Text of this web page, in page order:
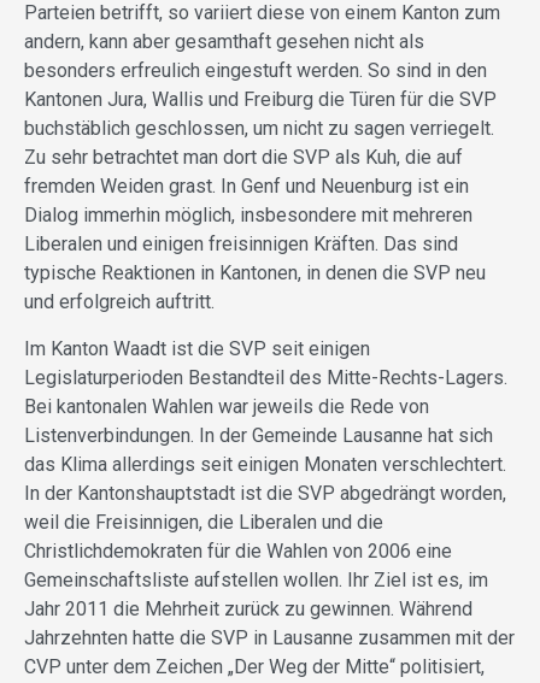
Parteien betrifft, so variiert diese von einem Kanton zum
andern, kann aber gesamthaft gesehen nicht als
besonders erfreulich eingestuft werden. So sind in den
Kantonen Jura, Wallis und Freiburg die Türen für die SVP
buchstäblich geschlossen, um nicht zu sagen verriegelt.
Zu sehr betrachtet man dort die SVP als Kuh, die auf
fremden Weiden grast. In Genf und Neuenburg ist ein
Dialog immerhin möglich, insbesondere mit mehreren
Liberalen und einigen freisinnigen Kräften. Das sind
typische Reaktionen in Kantonen, in denen die SVP neu
und erfolgreich auftritt.
Im Kanton Waadt ist die SVP seit einigen
Legislaturperioden Bestandteil des Mitte-Rechts-Lagers.
Bei kantonalen Wahlen war jeweils die Rede von
Listenverbindungen. In der Gemeinde Lausanne hat sich
das Klima allerdings seit einigen Monaten verschlechtert.
In der Kantonshauptstadt ist die SVP abgedrängt worden,
weil die Freisinnigen, die Liberalen und die
Christlichdemokraten für die Wahlen von 2006 eine
Gemeinschaftsliste aufstellen wollen. Ihr Ziel ist es, im
Jahr 2011 die Mehrheit zurück zu gewinnen. Während
Jahrzehnten hatte die SVP in Lausanne zusammen mit der
CVP unter dem Zeichen „Der Weg der Mitte“ politisiert,